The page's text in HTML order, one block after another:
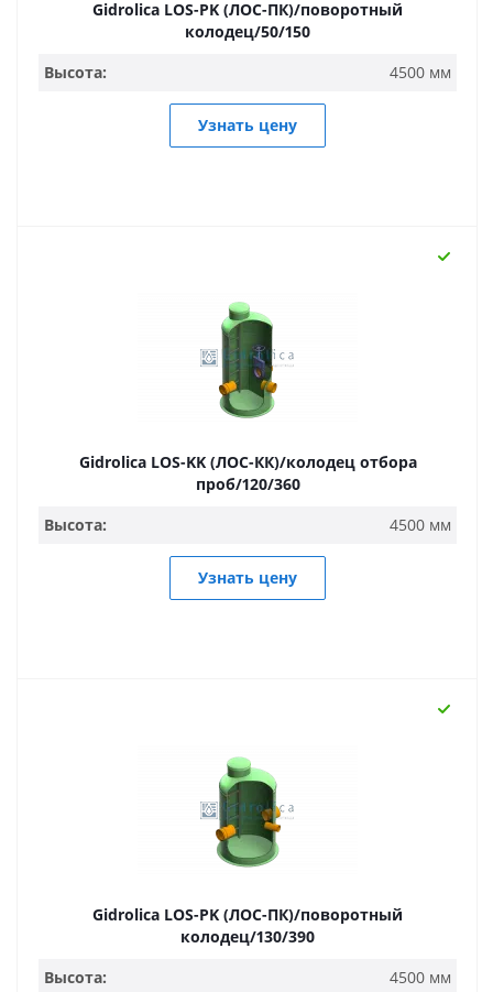
Gidrolica LOS-PK (ЛОС-ПК)/поворотный
колодец/50/150
Высота:
4500 мм
Узнать цену
Gidrolica LOS-KK (ЛОС-КК)/колодец отбора
проб/120/360
Высота:
4500 мм
Узнать цену
Gidrolica LOS-PK (ЛОС-ПК)/поворотный
колодец/130/390
Высота:
4500 мм